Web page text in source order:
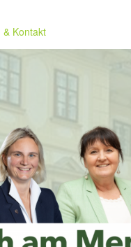
& Kontakt